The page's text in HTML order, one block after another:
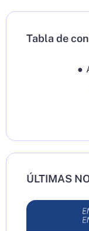
Tabla de
●
ÚLTIMAS